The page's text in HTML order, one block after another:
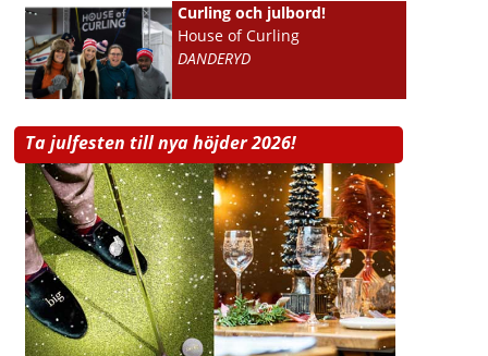
Curling och julbord!
House of Curling
DANDERYD
Ta julfesten till nya höjder 2026!